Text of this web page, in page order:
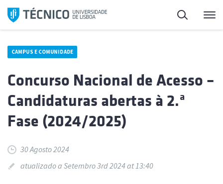
Saltar
para
Pesquisa
CAMPUS E COMUNIDADE
Concurso Nacional de Acesso –
Candidaturas abertas à 2.ª
Fase (2024/2025)
30 Agosto 2024
atualizado a Setembro 3rd 2024 at 13:40